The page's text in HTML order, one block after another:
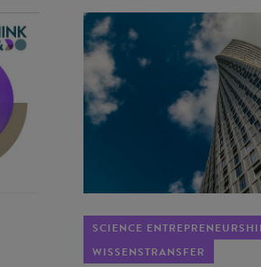
SCIENCE
WISSENSTRANSFER